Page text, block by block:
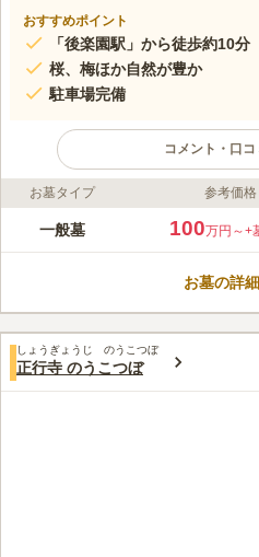
おすすめポイント
「後楽園駅」から徒歩約10分
桜、梅ほか自然が豊か
駐車場完備
コメント・口
ライフドット編集部のコメント
広大な苑内には桜、梅ほか
ます。傳通院と呼ばれる由
口コミ評価
この霊園はまだ誰からも評価されていま
お墓タイプ 参考価格
一般墓 100万円～+
お墓の詳
しょうぎょうじ のうこつぼ
正行寺 のうこつぼ